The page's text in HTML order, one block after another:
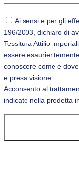
Ai sensi e per gli
196/2003, dichiaro di
Tessitura Attilio
essere
conoscere come e
e presa visione.
Acconsento al
indicate nella predetta